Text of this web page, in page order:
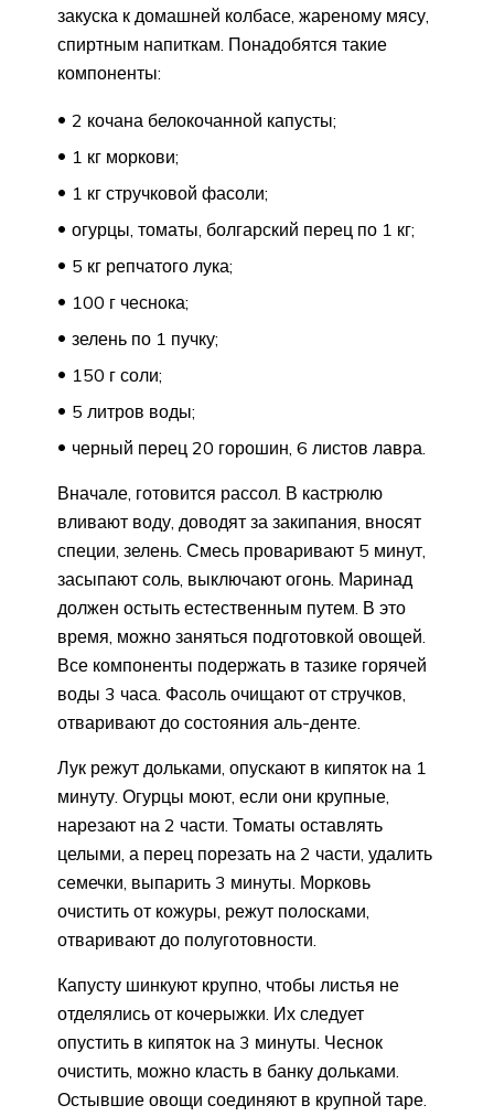
закуска к домашней колбасе, жареному мясу,
спиртным напиткам. Понадобятся такие
компоненты:
2 кочана белокочанной капусты;
1 кг моркови;
1 кг стручковой фасоли;
огурцы, томаты, болгарский перец по 1 кг;
5 кг репчатого лука;
100 г чеснока;
зелень по 1 пучку;
150 г соли;
5 литров воды;
черный перец 20 горошин, 6 листов лавра.
Вначале, готовится рассол. В кастрюлю
вливают воду, доводят за закипания, вносят
специи, зелень. Смесь проваривают 5 минут,
засыпают соль, выключают огонь. Маринад
должен остыть естественным путем. В это
время, можно заняться подготовкой овощей.
Все компоненты подержать в тазике горячей
воды 3 часа. Фасоль очищают от стручков,
отваривают до состояния аль-денте.
Лук режут дольками, опускают в кипяток на 1
минуту. Огурцы моют, если они крупные,
нарезают на 2 части. Томаты оставлять
целыми, а перец порезать на 2 части, удалить
семечки, выпарить 3 минуты. Морковь
очистить от кожуры, режут полосками,
отваривают до полуготовности.
Капусту шинкуют крупно, чтобы листья не
отделялись от кочерыжки. Их следует
опустить в кипяток на 3 минуты. Чеснок
очистить, можно класть в банку дольками.
Остывшие овощи соединяют в крупной таре.